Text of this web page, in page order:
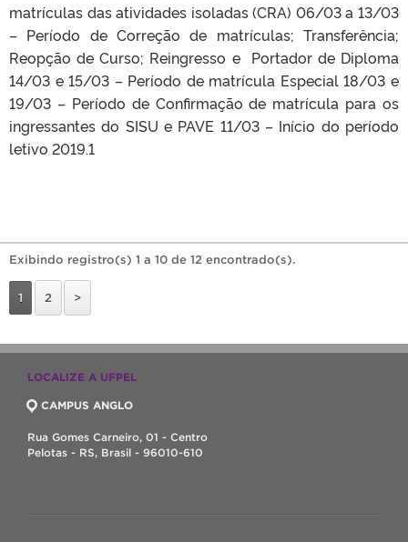
matrículas das atividades isoladas (CRA) 06/03 a 13/03
– Período de Correção de matrículas; Transferência;
Reopção de Curso; Reingresso e Portador de Diploma
14/03 e 15/03 – Período de matrícula Especial 18/03 e
19/03 – Período de Confirmação de matrícula para os
ingressantes do SISU e PAVE 11/03 – Início do período
letivo 2019.1
Exibindo registro(s) 1 a 10 de 12 encontrado(s).
1 2 >
LOCALIZE A UFPEL
CAMPUS ANGLO
Rua Gomes Carneiro, 01 - Centro
Pelotas - RS, Brasil - 96010-610